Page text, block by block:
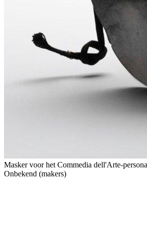
Masker voor het Commedia dell'Arte-
Onbekend (makers)